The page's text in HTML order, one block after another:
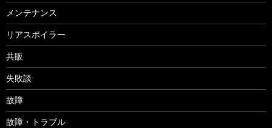
メンテナンス
リアスポイラー
共販
失敗談
故障
故障・トラブル